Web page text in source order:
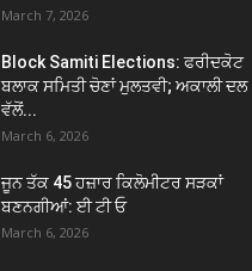
March 7, 2026
Block Samiti Elections: ਫਰੀਦਕੋਟ
ਬਲਾਕ ਸਮਿਤੀ ਚੋਣਾਂ ਮੁਲਤਵੀ; ਅਕਾਲੀ ਦਲ
ਵੱਲੋਂ...
March 6, 2026
ਜੂਨ ਤੱਕ 45 ਹਜ਼ਾਰ ਕਿਲੋਮੀਟਰ ਸੜਕਾਂ
ਬਣਨਗੀਆਂ: ਈ ਟੀ ਓ
March 6, 2026